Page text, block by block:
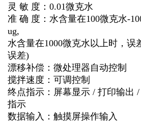
灵 敏 度：0.01微克水
准 确 度：水含量在100微克水-
ug,
水含量在1000微克水以上时，误
误差)
漂移补偿：微处理器自动控制
搅拌速度：可调控制
终点指示：屏幕显示 / 打印输出
指示
数据输入：触摸屏操作输入